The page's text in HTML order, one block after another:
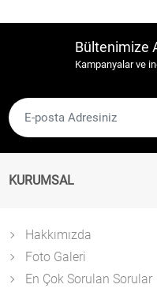
Bültenimize
Kampanyalar ve
KURUMSAL
Hakkımızda
Foto Galeri
En Çok Sorulan Sorular